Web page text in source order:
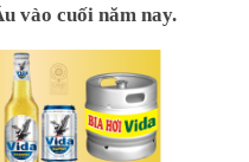
vào cuối năm nay.